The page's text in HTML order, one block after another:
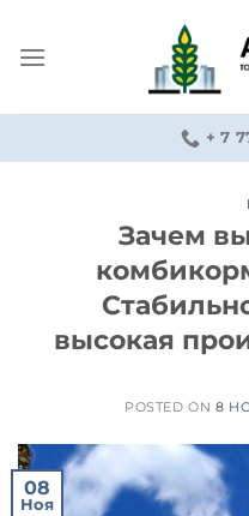
content
+ 7
Зачем
высокая
POSTED ON 8
08
Ноя